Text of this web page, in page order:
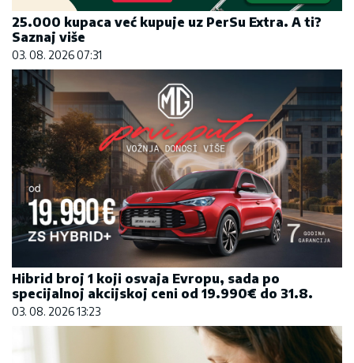
25.000 kupaca već kupuje uz PerSu Extra. A ti?
Saznaj više
03. 08. 2026 07:31
Hibrid broj 1 koji osvaja Evropu, sada po
specijalnoj akcijskoj ceni od 19.990€ do 31.8.
03. 08. 2026 13:23